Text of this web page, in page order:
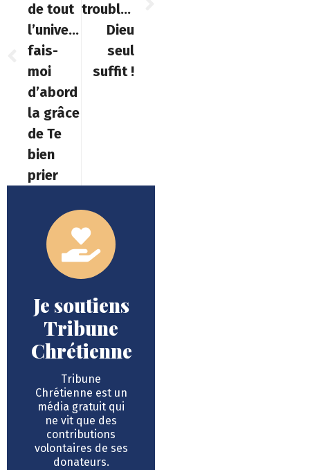
de tout
l’univers,
fais-
moi
d’abord
la grâce
de Te
bien
prier
trouble…
Dieu
seul
suffit !
Je soutiens
Tribune
Chrétienne
Tribune
Chrétienne est un
média gratuit qui
ne vit que des
contributions
volontaires de ses
donateurs.